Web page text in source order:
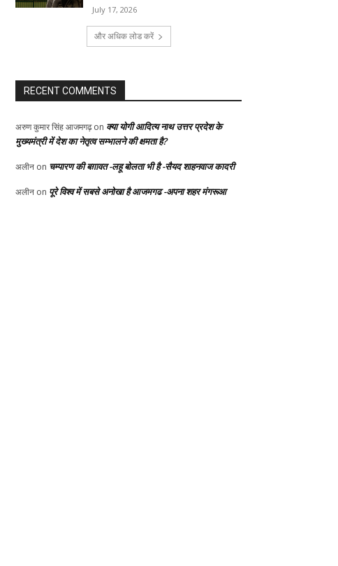
July 17, 2026
और अधिक लोड करें
RECENT COMMENTS
अरुण कुमार सिंह आजमगढ़on क्या योगी आदित्य नाथ उत्तर प्रदेश के
मुख्यमंत्री में देश का नेतृत्व सम्भालने की क्षमता है?
अलीन on चम्पारण की बग़ावत -लहू बोलता भी है -सैयद शाहनवाज कादरी
अलीन on पूरे विश्व में सबसे अनोखा है आजमगढ -अपना शहर मंगरूआ